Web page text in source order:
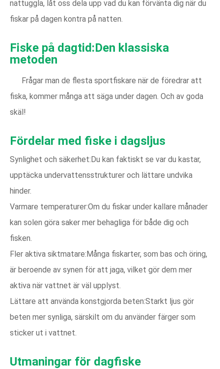
nattuggla, låt oss dela upp vad du kan förvänta dig när du
fiskar på dagen kontra på natten.
Fiske på dagtid:Den klassiska
metoden
Frågar man de flesta sportfiskare när de föredrar att
fiska, kommer många att säga under dagen. Och av goda
skäl!
Fördelar med fiske i dagsljus
Synlighet och säkerhet:Du kan faktiskt se var du kastar,
upptäcka undervattensstrukturer och lättare undvika
hinder.
Varmare temperaturer:Om du fiskar under kallare månader
kan solen göra saker mer behagliga för både dig och
fisken.
Fler aktiva siktmatare:Många fiskarter, som bas och öring,
är beroende av synen för att jaga, vilket gör dem mer
aktiva när vattnet är väl upplyst.
Lättare att använda konstgjorda beten:Starkt ljus gör
beten mer synliga, särskilt om du använder färger som
sticker ut i vattnet.
Utmaningar för dagfiske